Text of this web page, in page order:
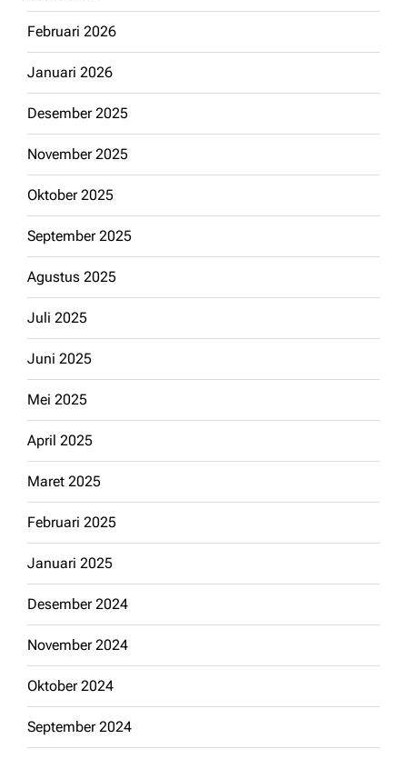
Februari 2026
Januari 2026
Desember 2025
November 2025
Oktober 2025
September 2025
Agustus 2025
Juli 2025
Juni 2025
Mei 2025
April 2025
Maret 2025
Februari 2025
Januari 2025
Desember 2024
November 2024
Oktober 2024
September 2024